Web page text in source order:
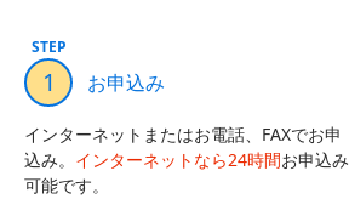
STEP
1 お申込み
インターネットまたはお電話、FAXでお申
込み。 インターネットなら24時間お申込み
可能です。